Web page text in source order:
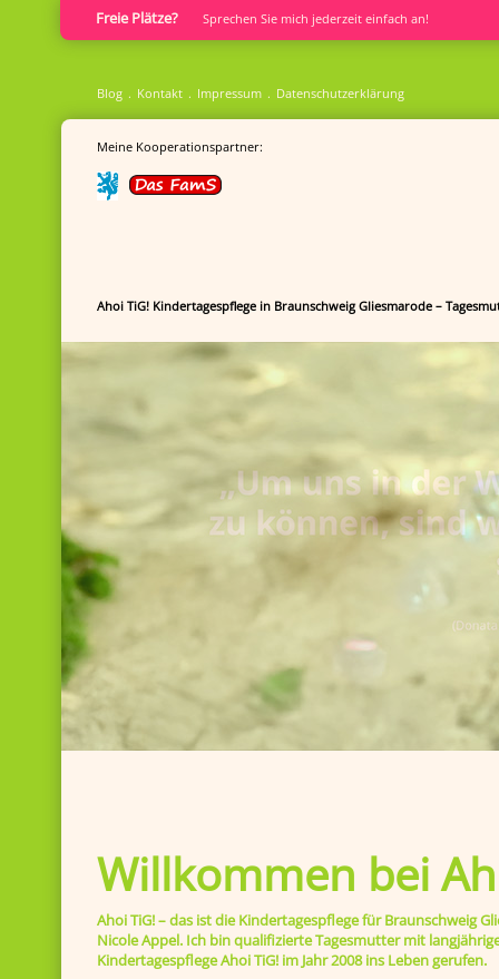
Freie Plätze? Sprech­en Sie mich jederzeit einfach an!
Blog Kontakt Impressum Datenschutzerklärung
Meine Kooperationspartner:
Ahoi TiG! Kindertagespflege in Braunschweig Gliesmarode –
Willkommen bei
Ahoi TiG! – das ist die Kindertagespflege für Braunschweig
Nicole Appel. Ich bin qualifizierte Tagesmutter mit
Kindertagespflege Ahoi TiG! im Jahr 2008 ins Leben gerufen.